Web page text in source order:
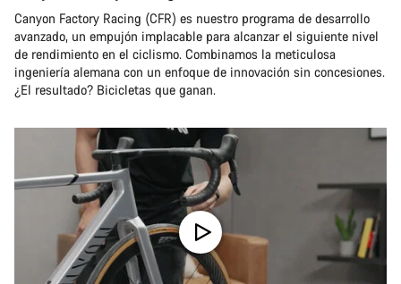
Canyon Factory Racing (CFR) es nuestro programa de desarrollo
avanzado, un empujón implacable para alcanzar el siguiente nivel
de rendimiento en el ciclismo. Combinamos la meticulosa
ingeniería alemana con un enfoque de innovación sin concesiones.
¿El resultado? Bicicletas que ganan.